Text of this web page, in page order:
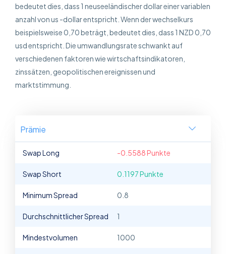
bedeutet dies, dass 1 neuseeländischer dollar einer variablen
anzahl von us -dollar entspricht. Wenn der wechselkurs
beispielsweise 0,70 beträgt, bedeutet dies, dass 1 NZD 0,70
usd entspricht. Die umwandlungsrate schwankt auf
verschiedenen faktoren wie wirtschaftsindikatoren,
zinssätzen, geopolitischen ereignissen und
marktstimmung.
Prämie
Swap Long -0.5588 Punkte
Swap Short 0.1197 Punkte
Minimum Spread 0.8
Durchschnittlicher Spread 1
Mindestvolumen 1000